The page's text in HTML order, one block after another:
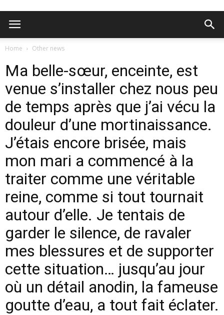
Home Other news
Ma belle-sœur, enceinte, est
venue s’installer chez nous peu
de temps après que j’ai vécu la
douleur d’une mortinaissance.
J’étais encore brisée, mais
mon mari a commencé à la
traiter comme une véritable
reine, comme si tout tournait
autour d’elle. Je tentais de
garder le silence, de ravaler
mes blessures et de supporter
cette situation… jusqu’au jour
où un détail anodin, la fameuse
goutte d’eau, a tout fait éclater.